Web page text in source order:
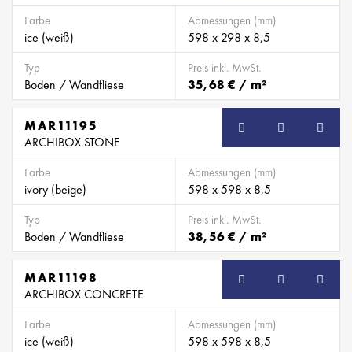
Farbe
ice (weiß)
Abmessungen (mm)
598 x 298 x 8,5
Typ
Boden / Wandfliese
Preis inkl. MwSt.
35,68 € / m²
MAR11195
ARCHIBOX STONE
Farbe
ivory (beige)
Abmessungen (mm)
598 x 598 x 8,5
Typ
Boden / Wandfliese
Preis inkl. MwSt.
38,56 € / m²
MAR11198
ARCHIBOX CONCRETE
Farbe
ice (weiß)
Abmessungen (mm)
598 x 598 x 8,5